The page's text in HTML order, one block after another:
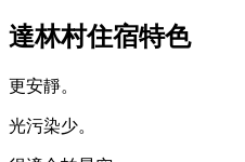
達林村住宿特色
更安靜。
光污染少。